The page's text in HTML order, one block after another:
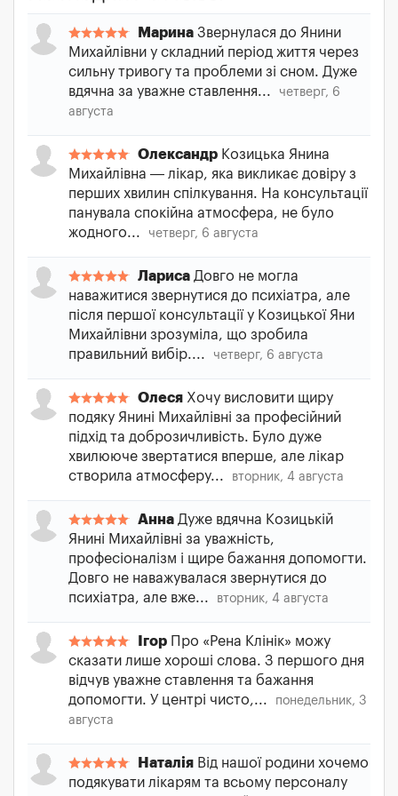
Марина Звернулася до Янини
Михайлівни у складний період життя через
сильну тривогу та проблеми зі сном. Дуже
вдячна за уважне ставлення...
четверг, 6
августа
Олександр Козицька Янина
Михайлівна — лікар, яка викликає довіру з
перших хвилин спілкування. На консультації
панувала спокійна атмосфера, не було
жодного...
четверг, 6 августа
Лариса Довго не могла
наважитися звернутися до психіатра, але
після першої консультації у Козицької Яни
Михайлівни зрозуміла, що зробила
правильний вибір....
четверг, 6 августа
Олеся Хочу висловити щиру
подяку Янині Михайлівні за професійний
підхід та доброзичливість. Було дуже
хвилююче звертатися вперше, але лікар
створила атмосферу...
вторник, 4 августа
Анна Дуже вдячна Козицькій
Янині Михайлівні за уважність,
професіоналізм і щире бажання допомогти.
Довго не наважувалася звернутися до
психіатра, але вже...
вторник, 4 августа
Ігор Про «Рена Клінік» можу
сказати лише хороші слова. З першого дня
відчув уважне ставлення та бажання
допомогти. У центрі чисто,...
понедельник, 3
августа
Наталія Від нашої родини хочемо
подякувати лікарям та всьому персоналу